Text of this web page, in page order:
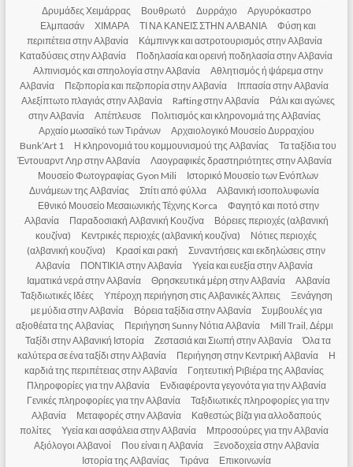
Δρυμάδες Χειμάρρας
Βουθρωτό Δυρράχιο
Αργυρόκαστρο
Ελμπασάν
ΧΙΜΑΡΑ ΤΙ ΝΑ ΚΑΝΕΙΣ ΣΤΗΝ ΑΛΒΑΝΙΑ
Φύση και
περιπέτεια στην Αλβανία
Κάμπινγκ και αστροτουρισμός στην Αλβανία
Καταδύσεις στην Αλβανία
Ποδηλασία και ορεινή ποδηλασία στην Αλβανία
Αλπινισμός και σπηολογία στην Αλβανία
Αθλητισμός ή ψάρεμα στην
Αλβανία
Πεζοπορία και πεζοπορία στην Αλβανία
Ιππασία στην Αλβανία
Αλεξίπτωτο πλαγιάς στην Αλβανία
Rafting στην Αλβανία
Ράλι και αγώνες
στην Αλβανία
Απέπλευσε
Πολιτισμός και κληρονομιά της Αλβανίας
Αρχαίο μωσαϊκό των Τιράνων
Αρχαιολογικό Μουσείο Δυρραχίου
Bunk’Art 1
Η κληρονομιά του κομμουνισμού της Αλβανίας
Τα ταξίδια του
Έντουαρντ Ληρ στην Αλβανία
Λαογραφικές δραστηριότητες στην Αλβανία
Μουσείο Φωτογραφίας Gyon Mili
Ιστορικό Μουσείο των Ενόπλων
Δυνάμεων της Αλβανίας
Σπίτι από φύλλα
Αλβανική ισοπολυφωνία
Εθνικό Μουσείο Μεσαιωνικής Τέχνης Korca
Φαγητό και ποτό στην
Αλβανία
Παραδοσιακή Αλβανική Κουζίνα
Βόρειες περιοχές (αλβανική
κουζίνα)
Κεντρικές περιοχές (αλβανική κουζίνα)
Νότιες περιοχές
(αλβανική κουζίνα)
Κρασί και ρακή
Συναντήσεις και εκδηλώσεις στην
Αλβανία
ΠΟΝΤΙΚΙΑ στην Αλβανία
Υγεία και ευεξία στην Αλβανία
Ιαματικά νερά στην Αλβανία
Θρησκευτικά μέρη στην Αλβανία
Αλβανία
Ταξιδιωτικές Ιδέες
Υπέροχη περιήγηση στις Αλβανικές Άλπεις
Ξενάγηση
με μύδια στην Αλβανία
Βόρεια ταξίδια στην Αλβανία
Συμβουλές για
αξιοθέατα της Αλβανίας
Περιήγηση Sunny Νότια Αλβανία
Mill Trail, Δέρμι
Ταξίδι στην Αλβανική Ιστορία
Ζεστασιά και Σιωπή στην Αλβανία
Όλα τα
καλύτερα σε ένα ταξίδι στην Αλβανία
Περιήγηση στην Κεντρική Αλβανία
Η
καρδιά της περιπέτειας στην Αλβανία
Γοητευτική Ριβιέρα της Αλβανίας
Πληροφορίες για την Αλβανία
Ενδιαφέροντα γεγονότα για την Αλβανία
Γενικές πληροφορίες για την Αλβανία
Ταξιδιωτικές πληροφορίες για την
Αλβανία
Μεταφορές στην Αλβανία
Καθεστώς βίζα για αλλοδαπούς
πολίτες
Υγεία και ασφάλεια στην Αλβανία
Μπροσούρες για την Αλβανία
Αξιόλογοι Αλβανοί
Που είναι η Αλβανία
Ξενοδοχεία στην Αλβανία
Ιστορία της Αλβανίας
Τιράνα Επικοινωνία